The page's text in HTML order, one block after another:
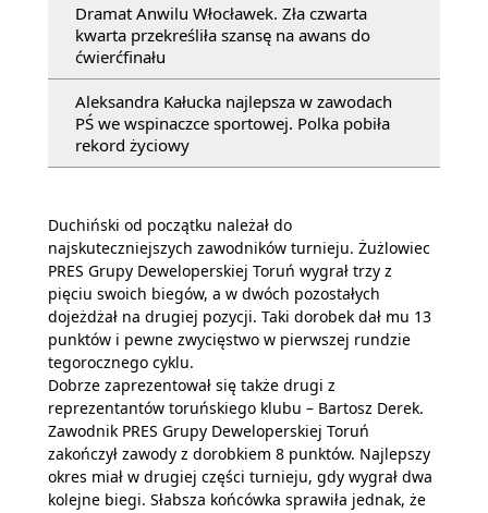
Dramat Anwilu Włocławek. Zła czwarta
kwarta przekreśliła szansę na awans do
ćwierćfinału
Aleksandra Kałucka najlepsza w zawodach
PŚ we wspinaczce sportowej. Polka pobiła
rekord życiowy
Duchiński od początku należał do
najskuteczniejszych zawodników turnieju. Żużlowiec
PRES Grupy Deweloperskiej Toruń wygrał trzy z
pięciu swoich biegów, a w dwóch pozostałych
dojeżdżał na drugiej pozycji. Taki dorobek dał mu 13
punktów i pewne zwycięstwo w pierwszej rundzie
tegorocznego cyklu.
Dobrze zaprezentował się także drugi z
reprezentantów toruńskiego klubu – Bartosz Derek.
Zawodnik PRES Grupy Deweloperskiej Toruń
zakończył zawody z dorobkiem 8 punktów. Najlepszy
okres miał w drugiej części turnieju, gdy wygrał dwa
kolejne biegi. Słabsza końcówka sprawiła jednak, że